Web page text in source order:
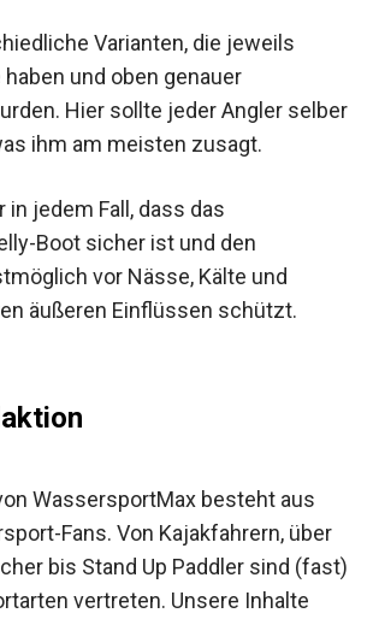
Varianten, die jeweils
und oben genauer
Hier sollte jeder Angler selber
ihm am meisten zusagt.
in jedem Fall, dass das
Boot sicher ist und den
vor Nässe, Kälte und
äußeren Einflüssen schützt.
WassersportMax besteht aus
Fans. Von Kajakfahrern, über
bis Stand Up Paddler sind (fast)
vertreten. Unsere Inhalte